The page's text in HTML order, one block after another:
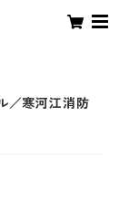
／寒河江消防